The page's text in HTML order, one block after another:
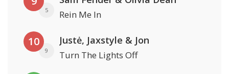
5 Rein Me In
10
9
Justė, Jaxstyle & Jon
Turn The Lights Off